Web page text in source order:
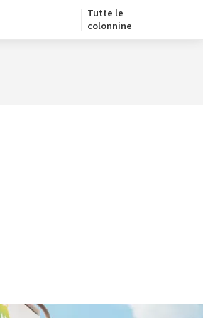
Tutte le
colonnine